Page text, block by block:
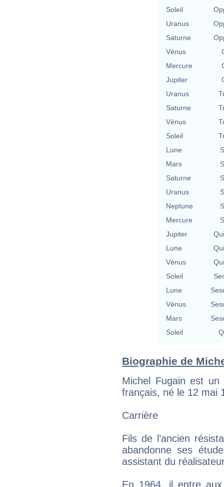
Soleil
Uranus
Saturne
Vénus
Mercure
Jupiter
Uranus
Saturne
Vénus
Soleil
Lune
Mars
Saturne
Uranus
Neptune
Mercure
Jupiter
Lune
Vénus
Soleil
Lune
Vénus
Mars
Soleil
Biographie de
Michel Fugain est un
français, né le 12 mai
Carrière
Fils de l’ancien
abandonne ses
assistant du
En 1964, il entre